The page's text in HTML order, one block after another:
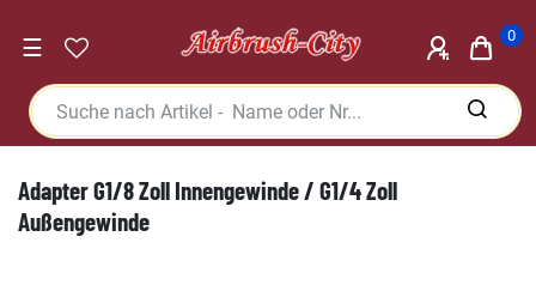
☰ 0
Adapter G1/8 Zoll Innengewinde / G1/4 Zoll
Außengewinde